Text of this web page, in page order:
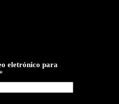
eletrónico para
*